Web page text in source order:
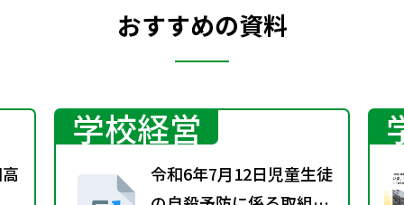
おすすめの資料
学校経営
令和6年7月12日児童生徒